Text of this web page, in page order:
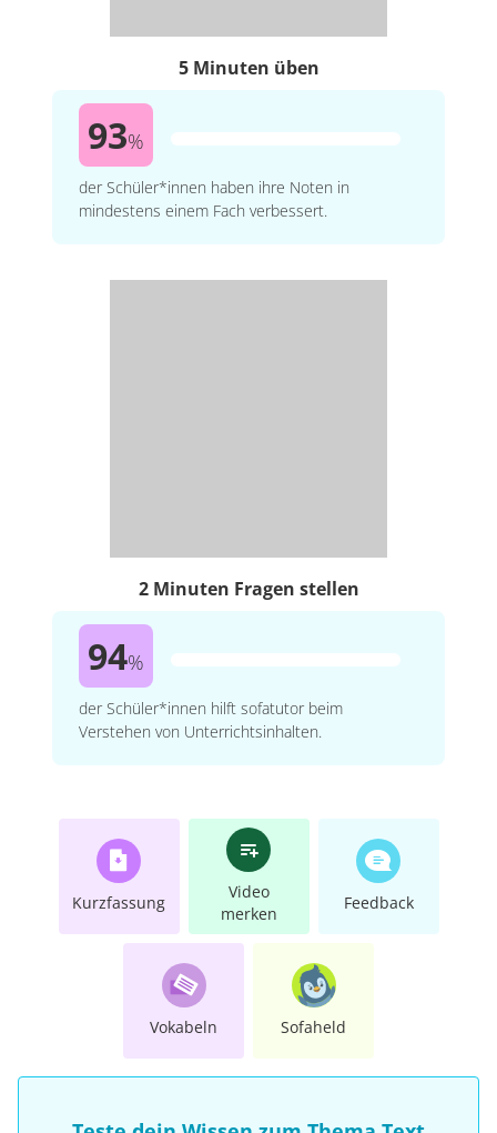
5 Minuten üben
93%
der Schüler*innen haben ihre Noten in
mindestens einem Fach verbessert.
2 Minuten Fragen stellen
94%
der Schüler*innen hilft sofatutor beim
Verstehen von Unterrichtsinhalten.
Kurzfassung
Video
merken
Feedback
Vokabeln Sofaheld